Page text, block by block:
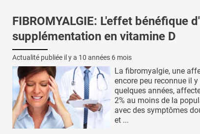
FIBROMYALGIE: L'effet bénéfique
supplémentation en vitamine D
Actualité publiée il y a 10 années 6 mois
La fibromyalgie, une
encore peu reconnue il y
quelques années,
2% au moins de la
avec des symptômes
et ...